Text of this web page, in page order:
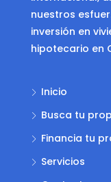
nuestros
inversión en
hipotecario en
Inicio
Busca tu
Financia tu
Servicios